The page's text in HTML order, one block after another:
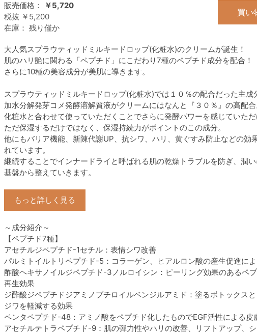
販売価格：
￥5,720
税抜 ￥5,200
在庫： 残り僅か
買い
大人気スプラウティッドミルキードロップ(化粧水)のクリームが誕生！
肌のハリ艶に関わる「ペプチド」にこだわり7種のペプチド成分を配合！
さらに10種の美容成分が美肌に導きます。
スプラウティッドミルキードロップ(化粧水)では１０％の配合だった主成
加水分解発芽コメ発酵溶解質液がクリームにはなんと『３０％』の高配合
化粧水と合わせて使っていただくことでさらに発酵パワーを感じていただ
ただ保湿するだけではなく、保湿持続力がポイントのこの成分。
他にもバリア機能、新陳代謝UP、抗シワ、ハリ、黄ぐすみ防止などの効
れています。
継続することでインナードライと呼ばれる肌の乾燥トラブルを防ぎ、潤
基盤から整えていきます。
もっと詳しく見る
～成分紹介～
【ペプチド7種】
アセチルジペプチド-1セチル：表情シワ改善
パルミトイルトリペプチド-5：コラーゲン、ヒアルロン酸の産生促進に
酢酸ヘキサノイルジペプチド-3ノルロイシン：ピーリング効果のあるペ
再生効果
ジ酢酸ジペプチドジアミノブチロイルベンジルアミド：塗るボトックス
ジワを軽減する効果
ペンタペプチド-48：アミノ酸をペプチド化したものでEGF活性による皮
アセチルテトラペプチド-9：肌の弾力性やハリの改善、リフトアップ、